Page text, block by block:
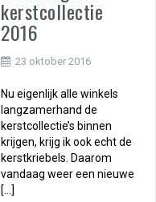
kerstcollectie
2016
23 oktober 2016
Nu eigenlijk alle winkels
langzamerhand de
kerstcollectie’s binnen
krijgen, krijg ik ook echt de
kerstkriebels. Daarom
vandaag weer een nieuwe
[…]